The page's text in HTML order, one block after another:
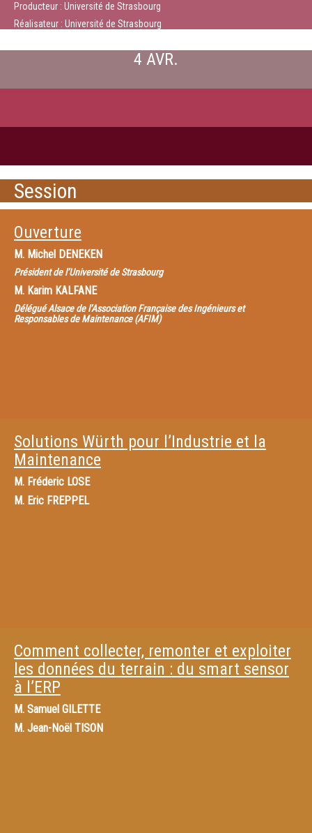
Producteur : Université de Strasbourg
Réalisateur : Université de Strasbourg
4 AVR.
Session
Ouverture
M. Michel DENEKEN
Président de l’Université de Strasbourg
M. Karim KALFANE
Délégué Alsace de l’Association Française des Ingénieurs et
Responsables de Maintenance (AFIM)
Solutions Würth pour l’Industrie et la
Maintenance
M. Fréderic LOSE
M. Eric FREPPEL
Comment collecter, remonter et exploiter
les données du terrain : du smart sensor
à l’ERP
M. Samuel GILETTE
M. Jean-Noël TISON